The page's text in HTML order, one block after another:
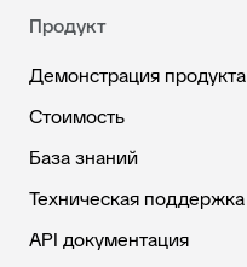
Продукт
Демонстрация продукта
Стоимость
База знаний
Техническая поддержка
API документация